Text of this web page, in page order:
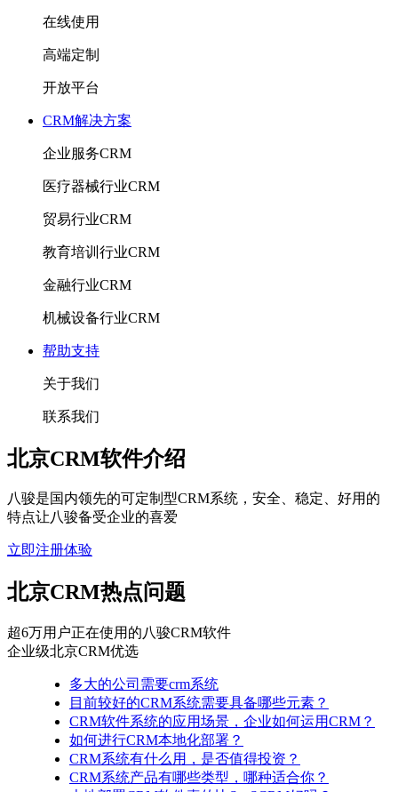
在线使用
高端定制
开放平台
CRM解决方案
企业服务CRM
医疗器械行业CRM
贸易行业CRM
教育培训行业CRM
金融行业CRM
机械设备行业CRM
帮助支持
关于我们
联系我们
北京CRM软件介绍
八骏是国内领先的可定制型CRM系统，安全、稳定、好用的
特点让八骏备受企业的喜爱
立即注册体验
北京CRM热点问题
超6万用户正在使用的八骏CRM软件
企业级北京CRM优选
多大的公司需要crm系统
​目前较好的CRM系统需要具备哪些元素？
CRM软件系统的应用场景，企业如何运用CRM？
如何进行CRM本地化部署？
CRM系统有什么用，是否值得投资？
CRM系统产品有哪些类型，哪种适合你？